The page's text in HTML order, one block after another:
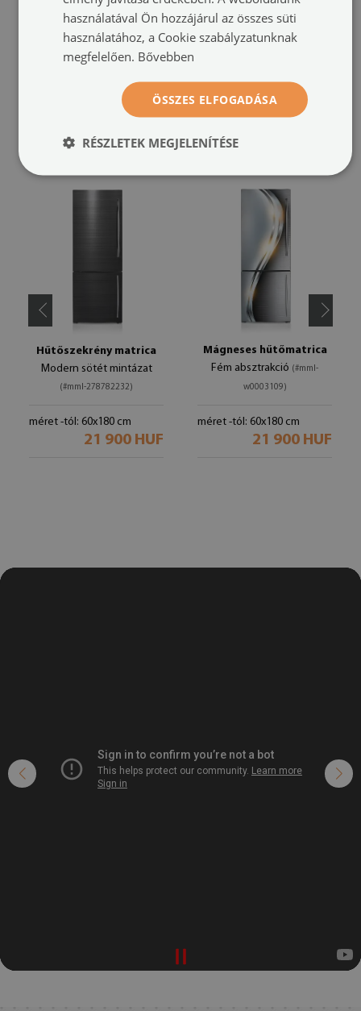
sugárzással szemben. A kész termék árnyalatai kis mértékben
eltérhetnek a vizualizációtól a monitor beállításai, a nyomtató
kalibrációja és a használt tinta típusa miatt – az enyhe színeltérés nem
AJÁNLOTT TERMÉKEK
Hűtőszekrény matrica
Modern sötét mintázat
(#mml-278782232)
méret -tól: 60x180 cm
21 900 HUF
Mágneses hűtőmatrica
Fém absztrakció (#mml-
w0003109)
méret -tól: 60x180 cm
21 900 HUF
használatával Ön hozzájárul az összes süti
használatához, a Cookie szabályzatunknak
megfelelően. Bővebben
ÖSSZES ELFOGADÁSA
RÉSZLETEK MEGJELENÍTÉSE